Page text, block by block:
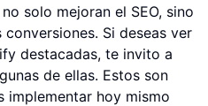
solo mejoran el SEO, sino
Si deseas ver
destacadas, te invito a
de ellas. Estos son
implementar hoy mismo